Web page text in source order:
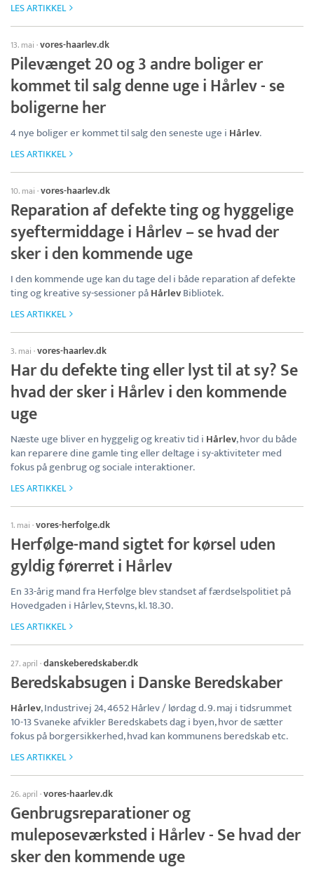
LES ARTIKKEL
13. mai ·vores-haarlev.dk
Pilevænget 20 og 3 andre boliger er
kommet til salg denne uge i Hårlev - se
boligerne her
4 nye boliger er kommet til salg den seneste uge i Hårlev.
LES ARTIKKEL
10. mai ·vores-haarlev.dk
Reparation af defekte ting og hyggelige
syeftermiddage i Hårlev – se hvad der
sker i den kommende uge
I den kommende uge kan du tage del i både reparation af defekte
ting og kreative sy-sessioner påHårlevBibliotek.
LES ARTIKKEL
3. mai ·vores-haarlev.dk
Har du defekte ting eller lyst til at sy? Se
hvad der sker i Hårlev i den kommende
uge
Næste uge bliver en hyggelig og kreativ tid i Hårlev, hvor du både
kan reparere dine gamle ting eller deltage i sy-aktiviteter med
fokus på genbrug og sociale interaktioner.
LES ARTIKKEL
1. mai ·vores-herfolge.dk
Herfølge-mand sigtet for kørsel uden
gyldig førerret i Hårlev
En 33-årig mand fra Herfølge blev standset af færdselspolitiet på
Hovedgaden i Hårlev, Stevns, kl. 18.30.
LES ARTIKKEL
27. april ·danskeberedskaber.dk
Beredskabsugen i Danske Beredskaber
Hårlev, Industrivej 24, 4652 Hårlev / lørdag d. 9. maj i tidsrummet
10-13 Svaneke afvikler Beredskabets dag i byen, hvor de sætter
fokus på borgersikkerhed, hvad kan kommunens beredskab etc.
LES ARTIKKEL
26. april ·vores-haarlev.dk
Genbrugsreparationer og
muleposeværksted i Hårlev - Se hvad der
sker den kommende uge